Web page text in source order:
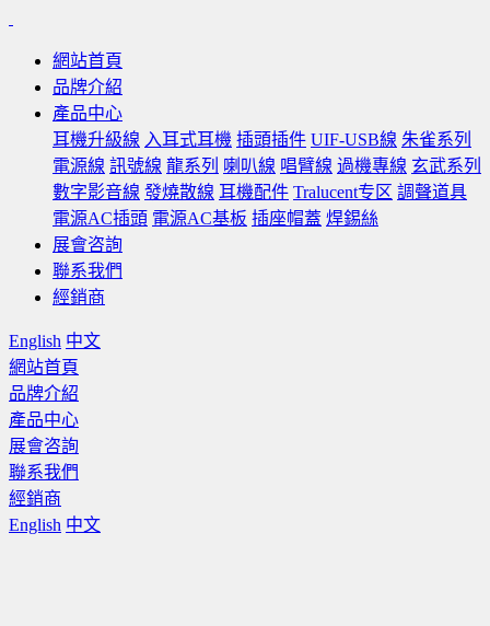
網站首頁
品牌介紹
產品中心
耳機升級線 入耳式耳機 插頭插件 UIF-USB線 朱雀系列
電源線 訊號線 龍系列 喇叭線 唱臂線 過機專線 玄武系列
數字影音線 發燒散線 耳機配件 Tralucent专区 調聲道具
電源AC插頭 電源AC基板 插座帽蓋 焊錫絲
展會咨詢
聯系我們
經銷商
English 中文
網站首頁
品牌介紹
產品中心
展會咨詢
聯系我們
經銷商
English 中文